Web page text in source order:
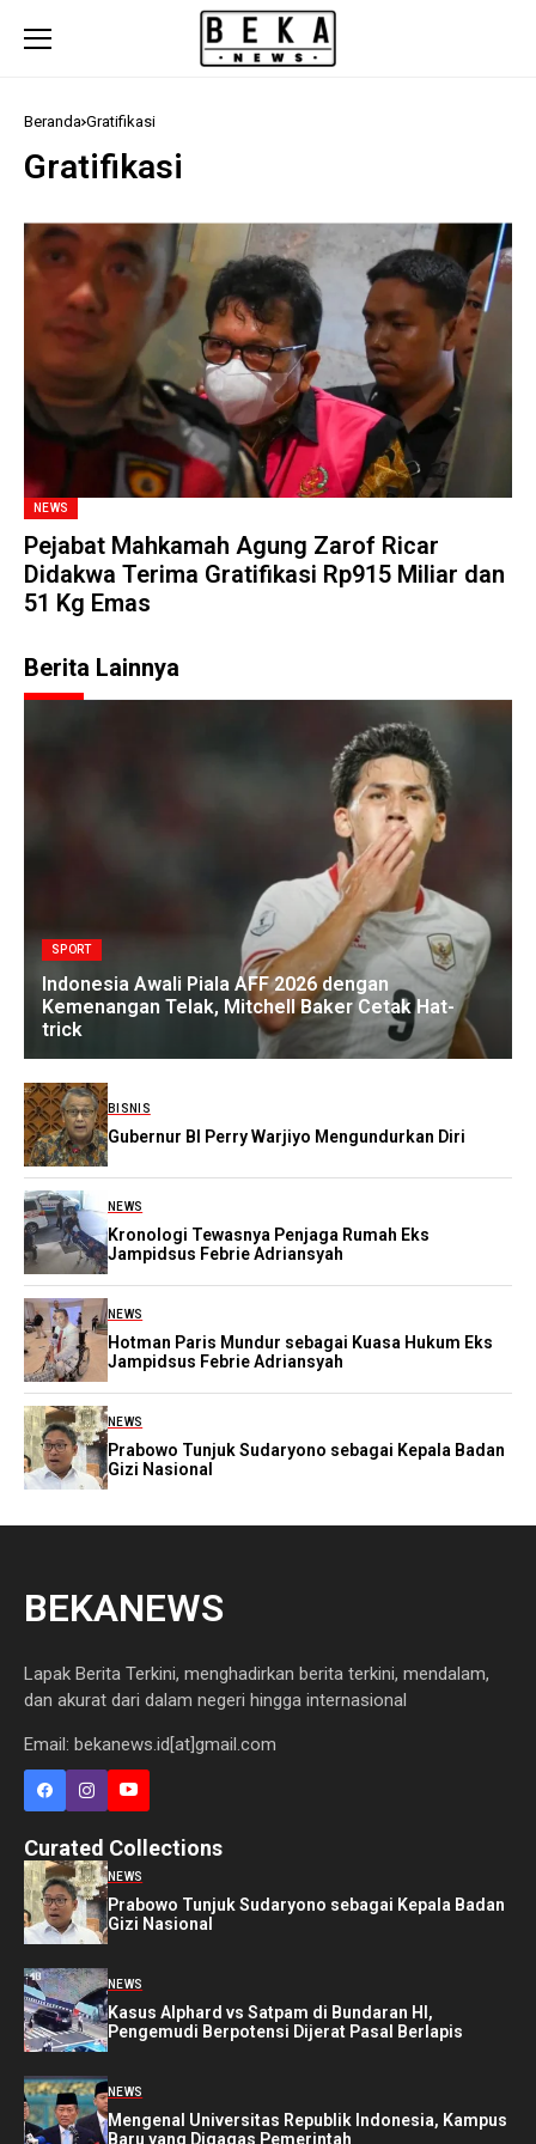
Beranda Gratifikasi
Gratifikasi
NEWS
Pejabat Mahkamah Agung Zarof Ricar
Didakwa Terima Gratifikasi Rp915 Miliar dan
51 Kg Emas
Berita Lainnya
SPORT
Indonesia Awali Piala AFF 2026 dengan
Kemenangan Telak, Mitchell Baker Cetak Hat-
trick
BISNIS
Gubernur BI Perry Warjiyo Mengundurkan Diri
NEWS
Kronologi Tewasnya Penjaga Rumah Eks
Jampidsus Febrie Adriansyah
NEWS
Hotman Paris Mundur sebagai Kuasa Hukum Eks
Jampidsus Febrie Adriansyah
NEWS
Prabowo Tunjuk Sudaryono sebagai Kepala Badan
Gizi Nasional
BEKANEWS
Lapak Berita Terkini, menghadirkan berita terkini, mendalam,
dan akurat dari dalam negeri hingga internasional
Email: bekanews.id[at]gmail.com
Curated Collections
NEWS
Prabowo Tunjuk Sudaryono sebagai Kepala Badan
Gizi Nasional
NEWS
Kasus Alphard vs Satpam di Bundaran HI,
Pengemudi Berpotensi Dijerat Pasal Berlapis
NEWS
Mengenal Universitas Republik Indonesia, Kampus
Baru yang Digagas Pemerintah